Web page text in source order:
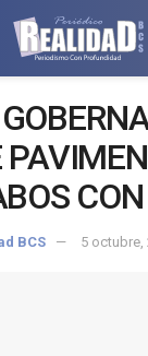
BCS 5 octubre,